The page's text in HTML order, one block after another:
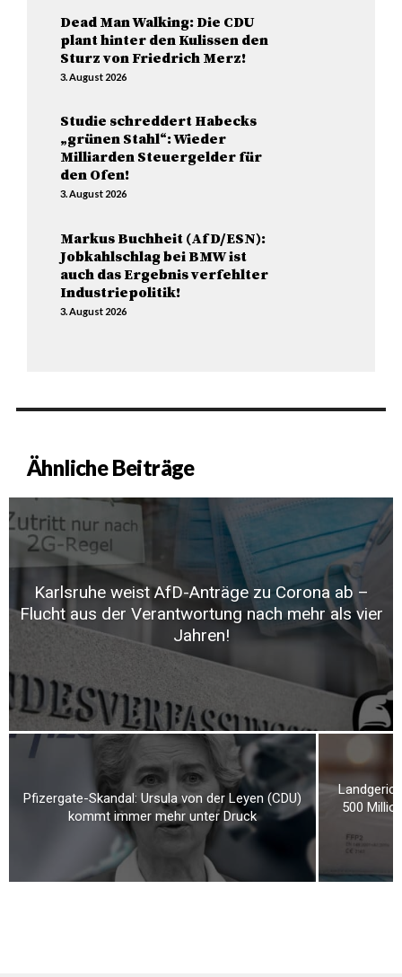
Dead Man Walking: Die CDU
plant hinter den Kulissen den
Sturz von Friedrich Merz!
3. August 2026
Studie schreddert Habecks
„grünen Stahl“: Wieder
Milliarden Steuergelder für
den Ofen!
3. August 2026
Markus Buchheit (AfD/ESN):
Jobkahlschlag bei BMW ist
auch das Ergebnis verfehlter
Industriepolitik!
3. August 2026
Ähnliche Beiträge
Karlsruhe weist AfD-Anträge zu Corona ab –
Flucht aus der Verantwortung nach mehr als vier
Jahren!
Pfizergate-Skandal: Ursula von der Leyen (CDU)
kommt immer mehr unter Druck
500